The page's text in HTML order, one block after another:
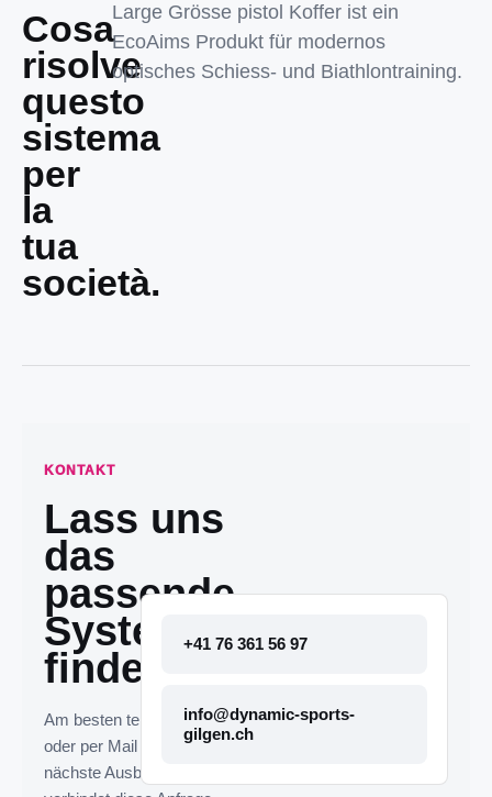
Cosa
risolve
questo
sistema
per
la
tua
società.
Large Grösse pistol Koffer ist ein
EcoAims Produkt für modernos
optisches Schiess- und Biathlontraining.
KONTAKT
Lass uns
das
passende
System
finden.
Am besten telefonisch
oder per Mail melden. Die
nächste Ausbaustufe
+41 76 361 56 97
info@dynamic-sports-
gilgen.ch